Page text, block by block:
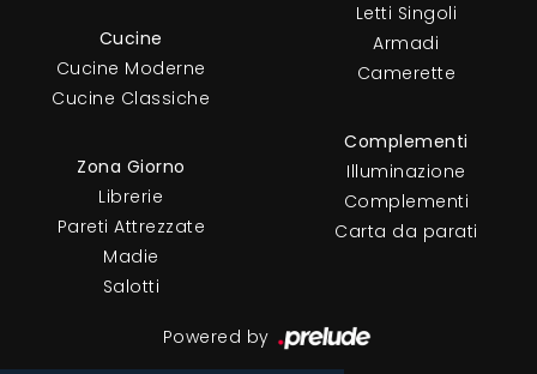
Cucine
Cucine Moderne
Cucine Classiche
Zona Giorno
Librerie
Pareti Attrezzate
Madie
Salotti
Letti Singoli
Armadi
Camerette
Complementi
Illuminazione
Complementi
Carta da parati
Powered by